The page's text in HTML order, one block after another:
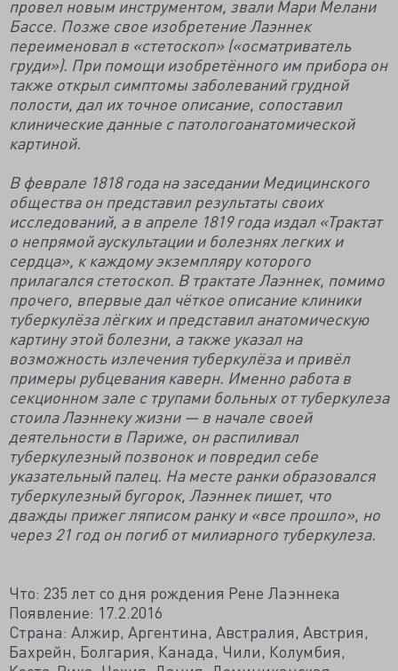
провел новым инструментом, звали Мари Мелани
Бассе. Позже свое изобретение Лаэннек
переименовал в «стетоскоп» («осматриватель
груди»). При помощи изобретённого им прибора он
также открыл симптомы заболеваний грудной
полости, дал их точное описание, сопоставил
клинические данные с патологоанатомической
картиной.
В феврале 1818 года на заседании Медицинского
общества он представил результаты своих
исследований, а в апреле 1819 года издал «Трактат
о непрямой аускультации и болезнях легких и
сердца», к каждому экземпляру которого
прилагался стетоскоп. В трактате Лаэннек, помимо
прочего, впервые дал чёткое описание клиники
туберкулёза лёгких и представил анатомическую
картину этой болезни, а также указал на
возможность излечения туберкулёза и привёл
примеры рубцевания каверн. Именно работа в
секционном зале с трупами больных от туберкулеза
стоила Лаэннеку жизни — в начале своей
деятельности в Париже, он распиливал
туберкулезный позвонок и повредил себе
указательный палец. На месте ранки образовался
туберкулезный бугорок, Лаэннек пишет, что
дважды прижег ляписом ранку и «все прошло», но
через 21 год он погиб от милиарного туберкулеза.
Что: 235 лет со дня рождения Рене Лаэннека
Появление: 17.2.2016
Страна: Алжир, Аргентина, Австралия, Австрия,
Бахрейн, Болгария, Канада, Чили, Колумбия,